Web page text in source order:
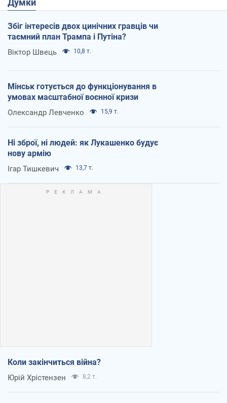
Думки
Збіг інтересів двох цинічних гравців чи
таємний план Трампа і Путіна?
Віктор Швець 10,8 т.
Мінськ готується до функціонування в
умовах масштабної воєнної кризи
Олександр Левченко 15,9 т.
Ні зброї, ні людей: як Лукашенко будує
нову армію
Ігар Тишкевич 13,7 т.
Коли закінчиться війна?
Юрій Хрістензен 8,2 т.